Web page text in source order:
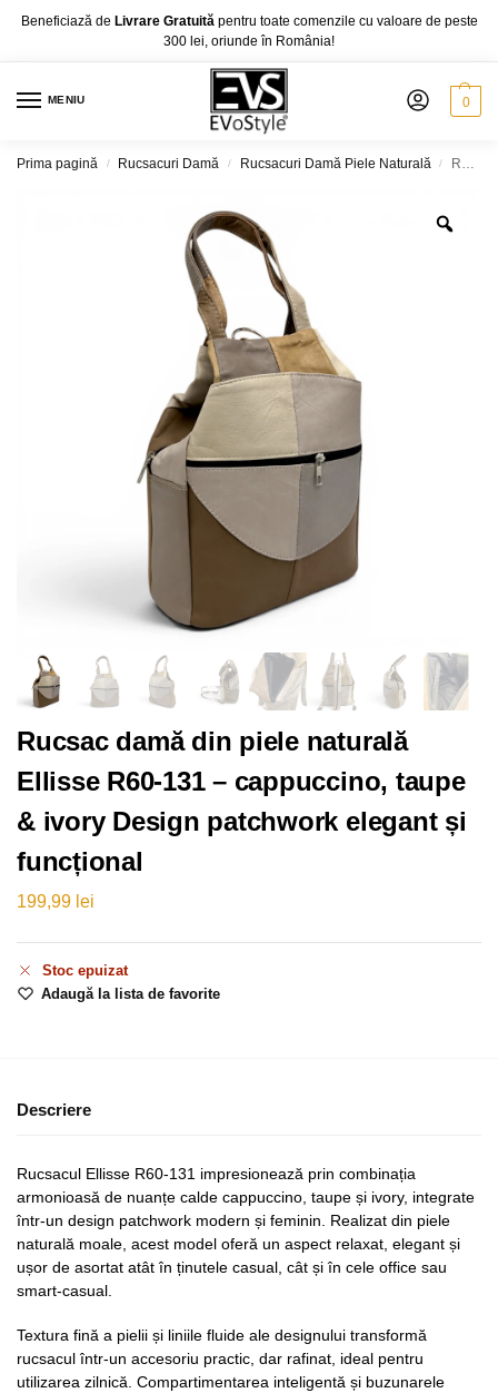
Beneficiază de Livrare Gratuită pentru toate comenzile cu valoare de peste
300 lei, oriunde în România!
MENIU 0
Prima pagină / Rucsacuri Damă / Rucsacuri Damă Piele Naturală / Rucsac damă din piele naturală Ellisse R60-131 – cappuccino, taupe & ivory Design patchwork elegant și funcțional
Rucsac damă din piele naturală
Ellisse R60-131 – cappuccino, taupe
& ivory Design patchwork elegant și
funcțional
199,99 lei
Stoc epuizat
Adaugă la lista de favorite
Descriere
Rucsacul Ellisse R60-131 impresionează prin combinația
armonioasă de nuanțe calde cappuccino, taupe și ivory, integrate
într-un design patchwork modern și feminin. Realizat din piele
naturală moale, acest model oferă un aspect relaxat, elegant și
ușor de asortat atât în ținutele casual, cât și în cele office sau
smart-casual.
Textura fină a pielii și liniile fluide ale designului transformă
rucsacul într-un accesoriu practic, dar rafinat, ideal pentru
utilizarea zilnică. Compartimentarea inteligentă și buzunarele